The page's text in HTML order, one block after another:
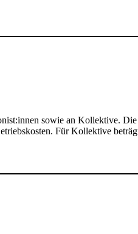
sowie an Kollektive.
Für Kollektive